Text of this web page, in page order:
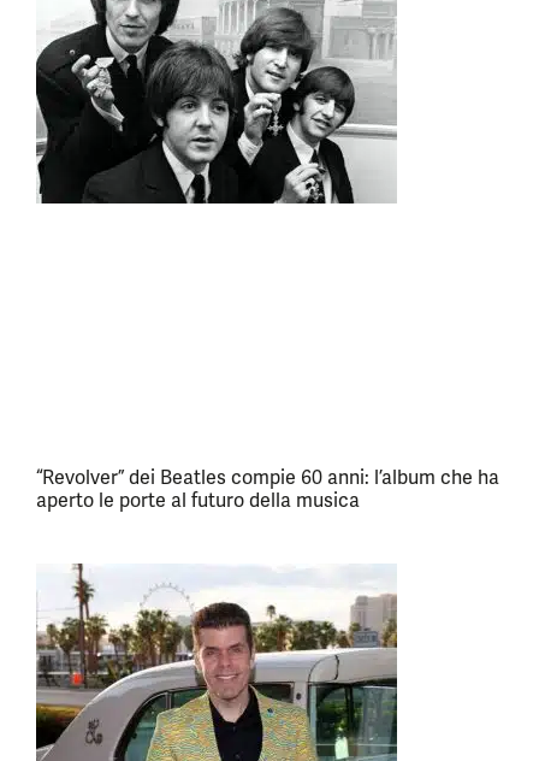
“Revolver” dei Beatles compie 60 anni: l’album che ha
aperto le porte al futuro della musica